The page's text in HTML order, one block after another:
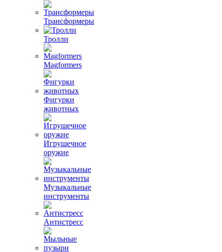
Трансформеры
Тролли
Magformers
Фигурки
животных
Игрушечное
оружие
Музыкальные
инструменты
Антистресс